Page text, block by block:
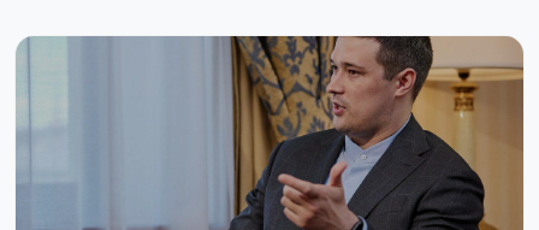
провести інсталяцію нової програми одним з
двох варіантів. Якщо Windows заблокує
скачаний файл, то це з причини, що […]